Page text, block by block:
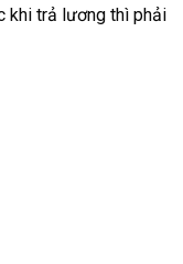
khi trả lương thì phải